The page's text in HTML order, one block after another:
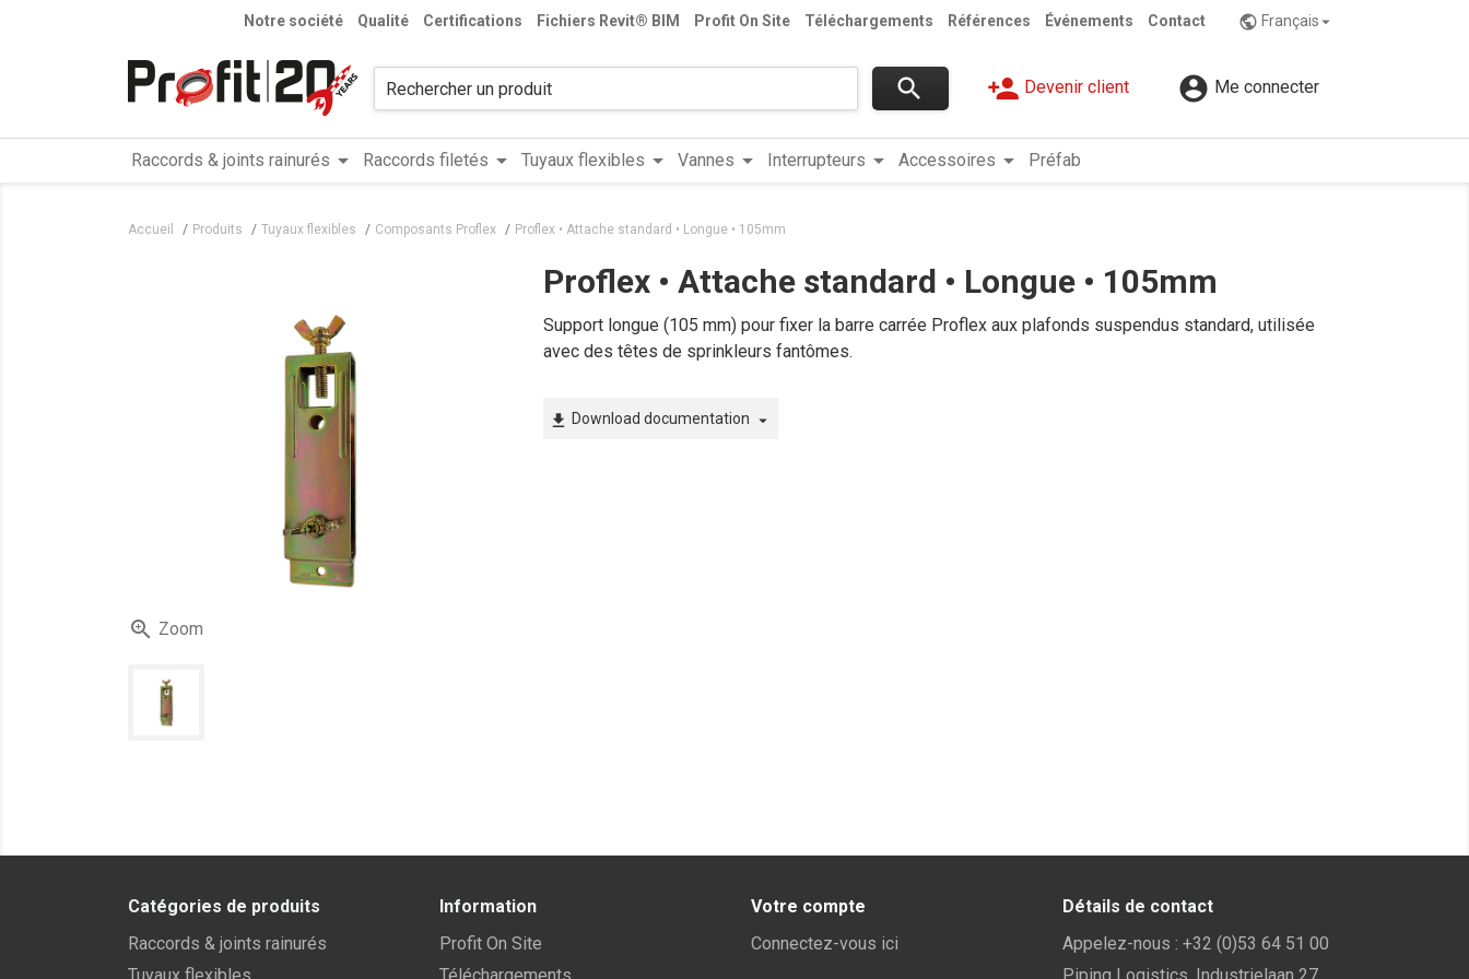
Notre société Qualité Certifications Fichiers Revit® BIM Profit On Site Téléchargements Références Événements Contact public Français
person_add Devenir client  Me connecter
search
Raccords & joints rainurés arrow_drop_down Raccords filetés arrow_drop_down Tuyaux flexibles arrow_drop_down Vannes arrow_drop_down Interrupteurs arrow_drop_down Accessoires arrow_drop_down Préfab
Accueil Produits Tuyaux flexibles Composants Proflex Proflex • Attache standard • Longue • 105mm
 Zoom
Proflex • Attache standard • Longue • 105mm
Support longue (105 mm) pour fixer la barre carrée Proflex aux plafonds suspendus standard, utilisée
avec des têtes de sprinkleurs fantômes.
file_download Download documentation arrow_drop_down
Catégories de produits
Raccords & joints rainurés
Information
Profit On Site
Votre compte
Connectez-vous ici
Détails de contact
Appelez-nous : +32 (0)53 64 51 00